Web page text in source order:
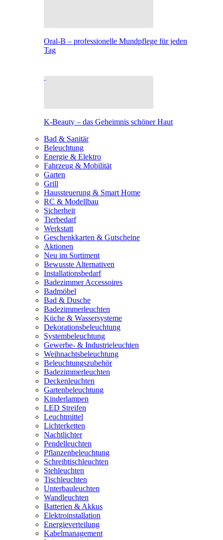
Oral-B – professionelle Mundpflege für jeden
Tag
K-Beauty – das Geheimnis schöner Haut
Bad & Sanitär
Beleuchtung
Energie & Elektro
Fahrzeug & Mobilität
Garten
Grill
Haussteuerung & Smart Home
RC & Modellbau
Sicherheit
Tierbedarf
Werkstatt
Geschenkkarten & Gutscheine
Aktionen
Neu im Sortiment
Bewusste Alternativen
Installationsbedarf
Badezimmer Accessoires
Badmöbel
Bad & Dusche
Badezimmerleuchten
Küche & Wassersysteme
Dekorationsbeleuchtung
Systembeleuchtung
Gewerbe- & Industrieleuchten
Weihnachtsbeleuchtung
Beleuchtungszubehör
Badezimmerleuchten
Deckenleuchten
Gartenbeleuchtung
Kinderlampen
LED Streifen
Leuchtmittel
Lichterketten
Nachtlichter
Pendelleuchten
Pflanzenbeleuchtung
Schreibtischleuchten
Stehleuchten
Tischleuchten
Unterbauleuchten
Wandleuchten
Batterien & Akkus
Elektroinstallation
Energieverteilung
Kabelmanagement